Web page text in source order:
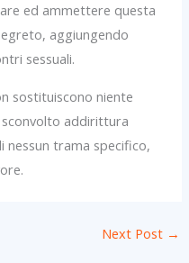
ed ammettere questa
aggiungendo
sessuali.
sostituiscono niente
addirittura
nessun trama specifico,
Next Post →